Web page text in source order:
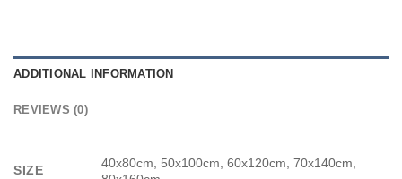
ADDITIONAL INFORMATION
REVIEWS (0)
SIZE
40x80cm, 50x100cm, 60x120cm, 70x140cm,